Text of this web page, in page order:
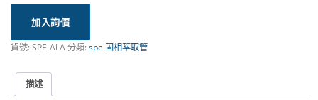
加入詢價
貨號:SPE-ALA分類:spe 固相萃取管
描述